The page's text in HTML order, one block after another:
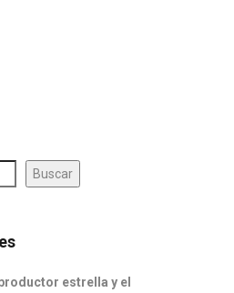
Buscar
estrella y el